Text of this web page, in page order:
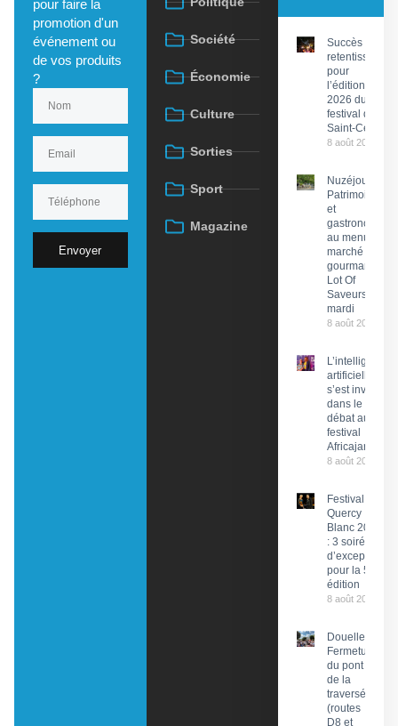
pour faire la
promotion d'un
événement ou
de vos produits
?
Envoyer
Société
Économie
Culture
Sorties
Sport
Magazine
Succès
retentissant
pour
l’édition
2026 du
festival de
Saint-Céré
8 août 2026
Nuzéjouls :
Patrimoine
et
gastronomie
au menu du
marché
gourmand
Lot Of
Saveurs ce
mardi
8 août 2026
L’intelligence
artificielle
s’est invitée
dans le
débat au
festival
Africajarc
8 août 2026
Festival du
Quercy
Blanc 2026
: 3 soirées
d’exception
pour la 58e
édition
8 août 2026
Douelle :
Fermeture
du pont et
de la
traversée
(routes
D8 et